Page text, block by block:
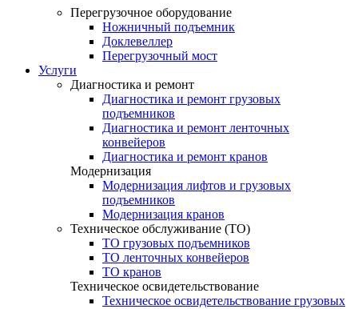
Перегрузочное оборудование
Ножничный подъемник
Доклевеллер
Перегрузочный мост
Услуги
Диагностика и ремонт
Диагностика и ремонт грузовых
подъемников
Диагностика и ремонт ленточных
конвейеров
Диагностика и ремонт кранов
Модернизация
Модернизация лифтов и грузовых
подъемников
Модернизация кранов
Техническое обслуживание (ТО)
ТО грузовых подъемников
ТО ленточных конвейеров
ТО кранов
Техническое освидетельствование
Техническое освидетельствование грузовых